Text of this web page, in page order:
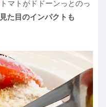
トマトがドドーンっとのっ
見た目のインパクトも